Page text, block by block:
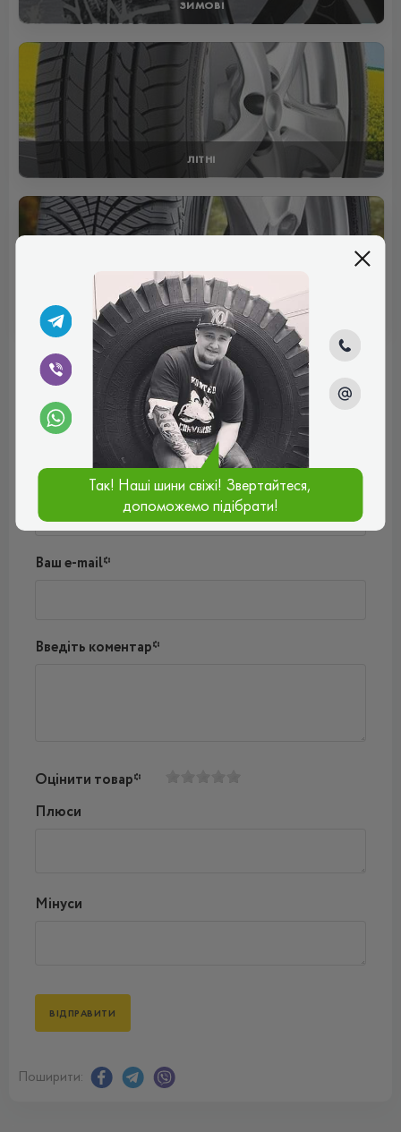
ЗИМОВІ
ЛІТНІ
ВСЕСЕЗОННІ
Відгуки (0)
Поки немає коментарів
Написати коментар
Ім'я*
Ваш e-mail*
Введіть коментар*
Оцінити товар*
Плюси
Мінуси
Поширити:
Так! Наші шини свіжі! Звертайтеся,
допоможемо підібрати!